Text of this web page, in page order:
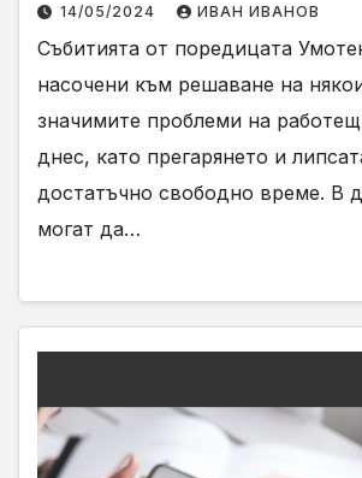
14/05/2024 ИВАН ИВАНОВ
Събитията от поредицата
насочени към решаване на
значимите проблеми на
днес, като прегарянето и
достатъчно свободно време. В
могат да…